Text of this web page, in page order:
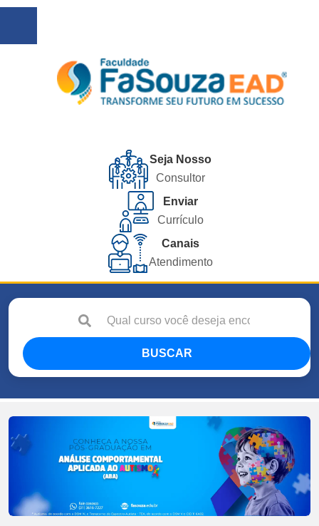
Seja Nosso
Consultor
Enviar
Currículo
Canais
Atendimento
BUSCAR